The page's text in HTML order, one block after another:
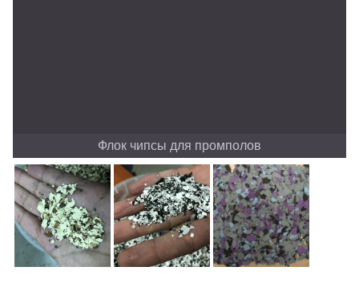
Флок чипсы для промполов